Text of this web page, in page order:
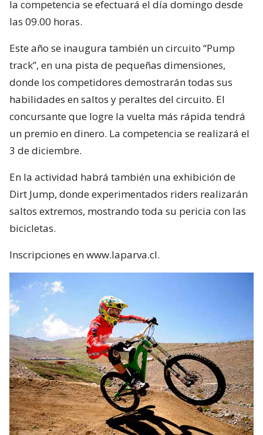
la competencia se efectuará el día domingo desde
las 09.00 horas.
Este año se inaugura también un circuito “Pump
track”, en una pista de pequeñas dimensiones,
donde los competidores demostrarán todas sus
habilidades en saltos y peraltes del circuito. El
concursante que logre la vuelta más rápida tendrá
un premio en dinero. La competencia se realizará el
3 de diciembre.
En la actividad habrá también una exhibición de
Dirt Jump, donde experimentados riders realizarán
saltos extremos, mostrando toda su pericia con las
bicicletas.
Inscripciones en www.laparva.cl.